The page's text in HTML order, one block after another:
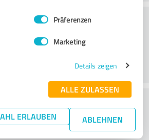
Präferenzen
Marketing
Details zeigen
ALLE ZULASSEN
ERLAUBEN ABLEHNEN
Hizmetleri
oranı hakkında ne